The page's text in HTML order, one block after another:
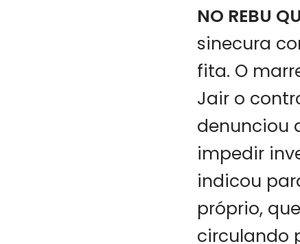
NO REBU
sinecura
fita. O
Jair o
denunciou
impedir
indicou
próprio,
circulando